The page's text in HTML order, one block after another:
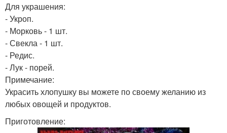
Для украшения:
- Укроп.
- Морковь - 1 шт.
- Свекла - 1 шт.
- Редис.
- Лук - порей.
Примечание:
Украсить хлопушку вы можете по своему желанию из
любых овощей и продуктов.
Приготовление: